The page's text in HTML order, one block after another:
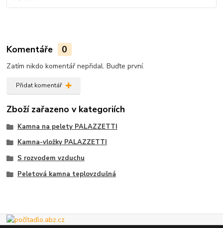
Komentáře 0
Zatím nikdo komentář nepřidal. Buďte první.
Přidat komentář
Zboží zařazeno v kategoriích
Kamna na pelety PALAZZETTI
Kamna-vložky PALAZZETTI
S rozvodem vzduchu
Peletová kamna teplovzdušná